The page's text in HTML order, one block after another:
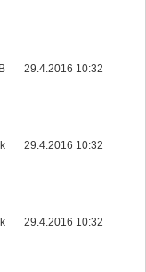
29.4.2016 10:32
29.4.2016 10:32
29.4.2016 10:32